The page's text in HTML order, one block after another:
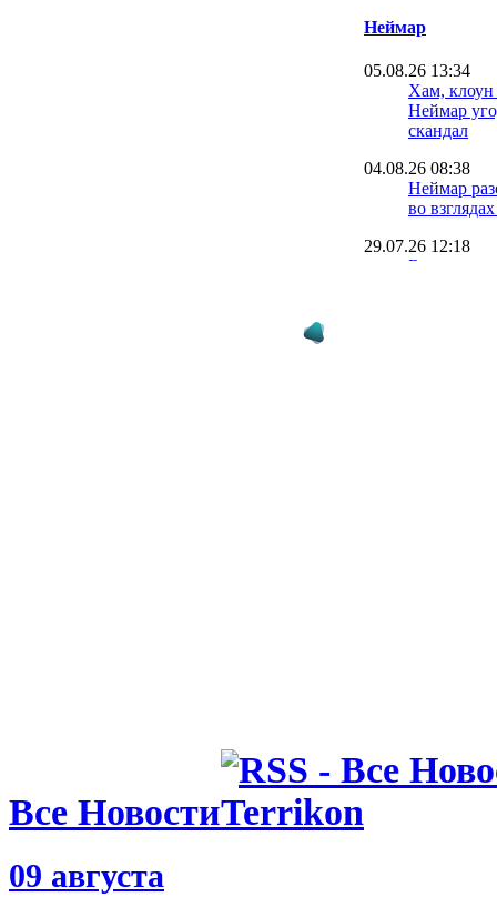
Неймар
05.08.26 13:34
Хам, клоун
Неймар
скандал
04.08.26 08:38
Неймар
во
29.07.26 12:18
Больше не
Все Новости
09 августа